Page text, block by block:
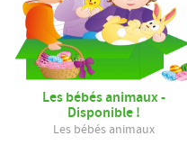
Les bébés animaux -
Disponible !
Les bébés animaux